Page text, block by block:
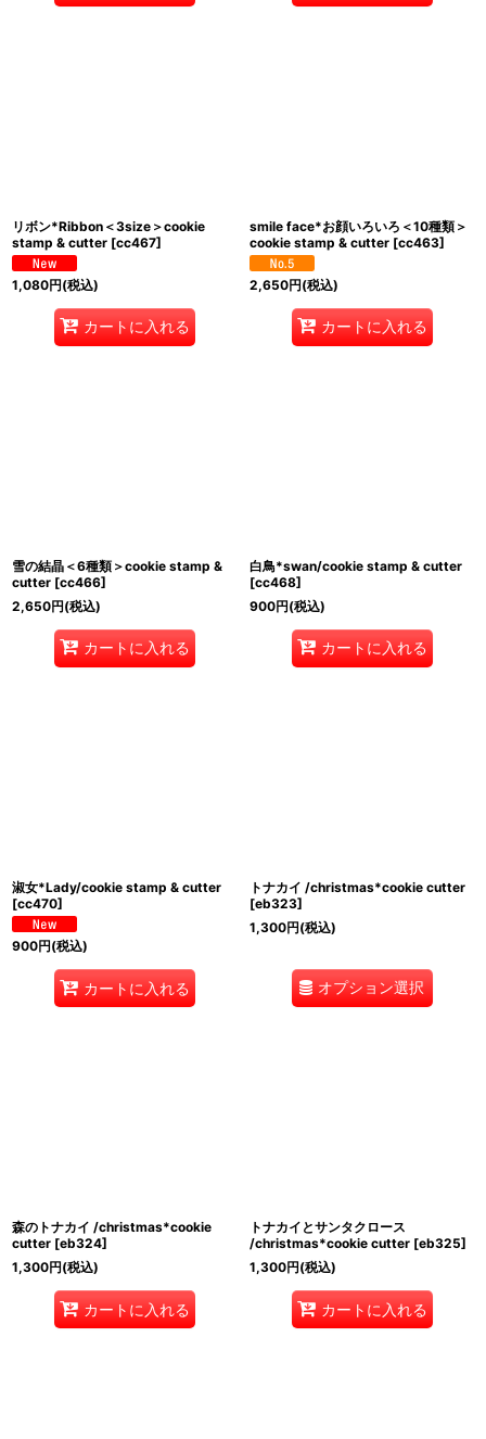
リボン*Ribbon＜3size＞cookie
stamp & cutter [cc467]
1,080円(税込)
カートに入れる
smile face*お顔いろいろ＜10種類＞
cookie stamp & cutter [cc463]
2,650円(税込)
カートに入れる
雪の結晶＜6種類＞cookie stamp &
cutter [cc466]
2,650円(税込)
カートに入れる
白鳥*swan/cookie stamp & cutter
[cc468]
900円(税込)
カートに入れる
淑女*Lady/cookie stamp & cutter
[cc470]
900円(税込)
カートに入れる
トナカイ /christmas*cookie cutter
[eb323]
1,300円(税込)
オプション選択
森のトナカイ /christmas*cookie
cutter [eb324]
1,300円(税込)
カートに入れる
トナカイとサンタクロース
/christmas*cookie cutter [eb325]
1,300円(税込)
カートに入れる